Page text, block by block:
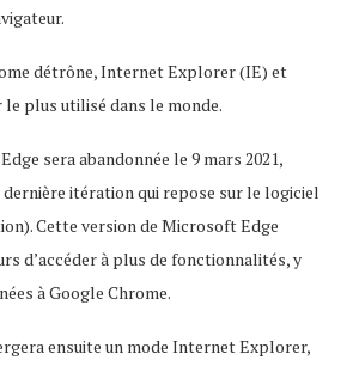
détrône, Internet Explorer (IE) et
plus utilisé dans le monde.
sera abandonnée le 9 mars 2021,
itération qui repose sur le logiciel
Cette version de Microsoft Edge
d’accéder à plus de fonctionnalités, y
à Google Chrome.
ensuite un mode Internet Explorer,